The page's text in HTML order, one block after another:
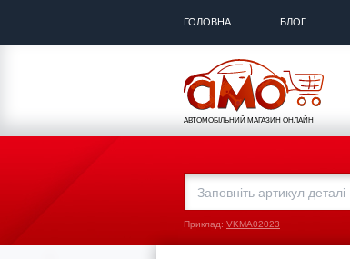
ГОЛОВНА БЛОГ
АВТОМОБІЛЬНИЙ МАГАЗИН ОНЛАЙН
Приклад: VKMA02023